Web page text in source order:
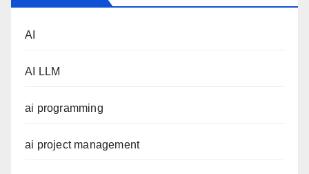
AI
AI LLM
ai programming
ai project management